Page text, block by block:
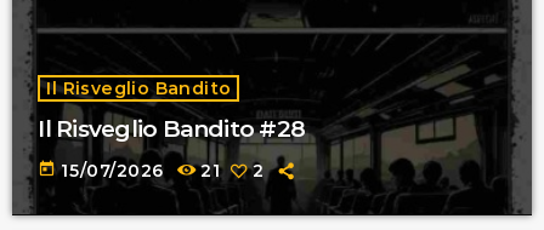
Il Risveglio Bandito
Il Risveglio Bandito #28
today 15/07/2026 21 2